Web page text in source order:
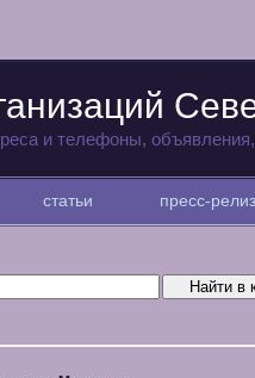
и телефоны,
статьи пресс-